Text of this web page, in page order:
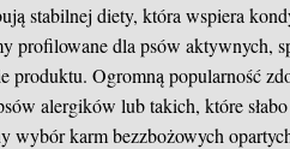
stabilnej diety, która wspiera
profilowane dla psów aktywnych,
produktu. Ogromną popularność
alergików lub takich, które
wybór karm bezzbożowych